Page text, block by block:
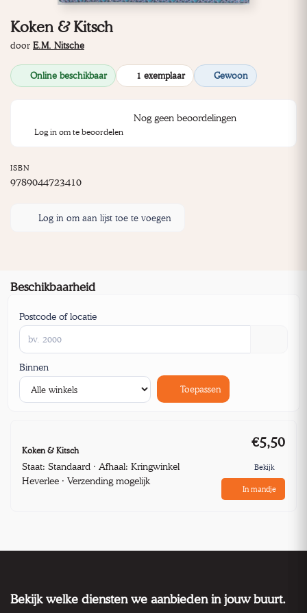
Koken & Kitsch
door E.M. Nitsche
Online beschikbaar 1 exemplaar Gewoon
Nog geen beoordelingen
Log in om te beoordelen
ISBN
9789044723410
Log in om aan lijst toe te voegen
Beschikbaarheid
Postcode of locatie
Binnen
Toepassen
Koken & Kitsch
Staat: Standaard · Afhaal: Kringwinkel
Heverlee · Verzending mogelijk
€5,50
Bekijk
In mandje
Bekijk welke diensten we aanbieden in jouw buurt.